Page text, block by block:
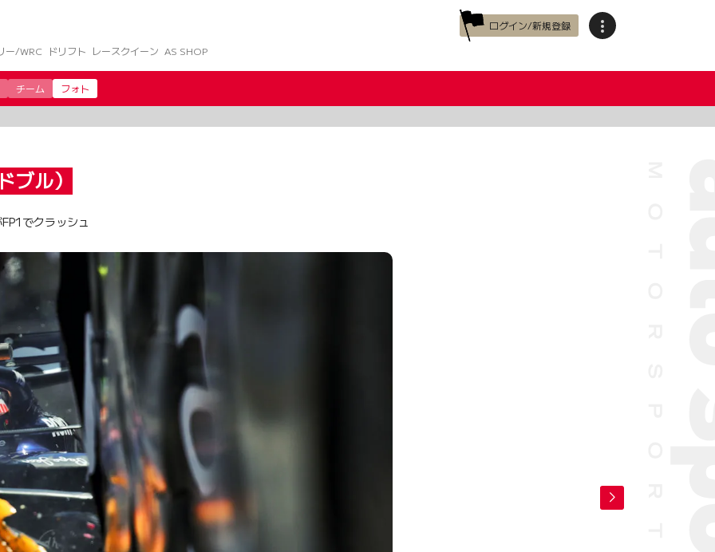
ログイン/新規登録
ー/WRC
ドリフト レースクイーン AS SHOP
チーム フォト
ブル）
でクラッシュ